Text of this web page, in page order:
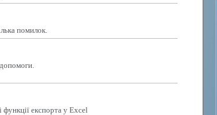
помилок.
експорта у Excel